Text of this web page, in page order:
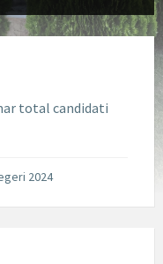
total candidati
2024